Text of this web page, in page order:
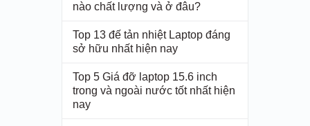
nào chất lượng và ở đâu?
Top 13 đế tản nhiệt Laptop đáng
sở hữu nhất hiện nay
Top 5 Giá đỡ laptop 15.6 inch
trong và ngoài nước tốt nhất hiện
nay